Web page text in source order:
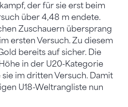
der für sie erst beim
über 4,48 m endete.
Zuschauern übersprang
ersten Versuch. Zu diesem
bereits auf sicher. Die
in der U20-Kategorie
im dritten Versuch. Damit
U18-Weltrangliste nun